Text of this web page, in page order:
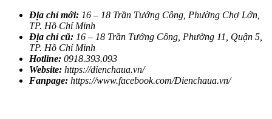
Địa chỉ mới: 16 – 18 Trần Tướng Công, Phường Chợ Lớn,
TP. Hồ Chí Minh
Địa chỉ cũ: 16 – 18 Trần Tướng Công, Phường 11, Quận 5,
TP. Hồ Chí Minh
Hotline: 0918.393.093
Website: https://dienchaua.vn/
Fanpage: https://www.facebook.com/Dienchaua.vn/